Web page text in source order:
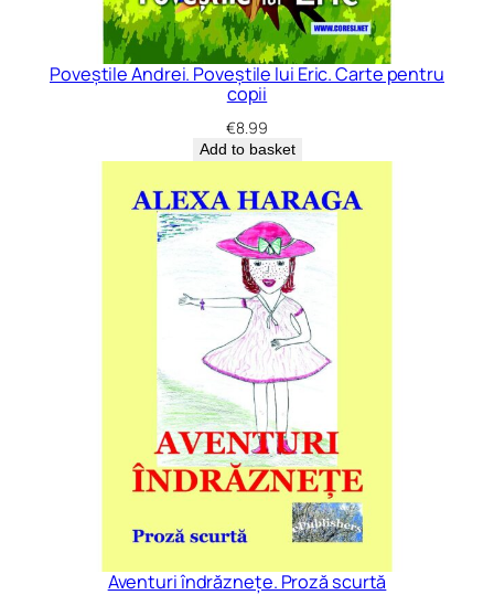
Poveștile Andrei. Poveștile lui Eric. Carte pentru
copii
€8.99
Add to basket
Aventuri îndrăznețe. Proză scurtă